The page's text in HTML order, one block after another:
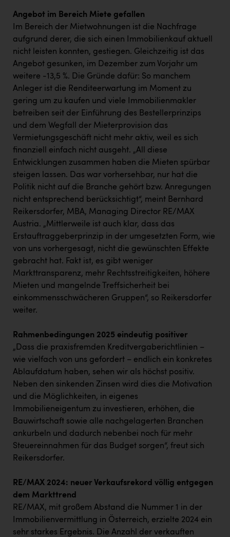
Angebot im Bereich Miete gefallen
Im Bereich der Mietwohnungen ist die Nachfrage
aufgrund derer, die sich einen Immobilienkauf aktuell
nicht leisten konnten, gestiegen. Gleichzeitig ist das
Angebot gesunken, im Dezember zum Vorjahr um
weitere -13,5 %. Die Gründe dafür: So manchem
Anleger ist die Renditeerwartung im Moment zu
gering um zu kaufen und viele Immobilienmakler
betreiben seit der Einführung des Bestellerprinzips
und dem Wegfall der Mieterprovision das
Vermietungsgeschäft nicht mehr aktiv, weil es sich
finanziell einfach nicht ausgeht. „All diese
Entwicklungen zusammen haben die Mieten spürbar
steigen lassen. Das war vorhersehbar, nur hat die
Politik nicht auf die Branche gehört bzw. Anregungen
nicht entsprechend berücksichtigt“, meint Bernhard
Reikersdorfer, MBA, Managing Director RE/MAX
Austria. „Mittlerweile ist auch klar, dass das
Erstauftraggeberprinzip in der umgesetzten Form, wie
von uns vorhergesagt, nicht die gewünschten Effekte
gebracht hat. Fakt ist, es gibt weniger
Markttransparenz, mehr Rechtsstreitigkeiten, höhere
Mieten und mangelnde Treffsicherheit bei
einkommensschwächeren Gruppen“, so Reikersdorfer
weiter.
Rahmenbedingungen 2025 eindeutig positiver
„Dass die praxisfremden Kreditvergaberichtlinien –
wie vielfach von uns gefordert – endlich ein konkretes
Ablaufdatum haben, sehen wir als höchst positiv.
Neben den sinkenden Zinsen wird dies die Motivation
und die Möglichkeiten, in eigenes
Immobilieneigentum zu investieren, erhöhen, die
Bauwirtschaft sowie alle nachgelagerten Branchen
ankurbeln und dadurch nebenbei noch für mehr
Steuereinnahmen für das Budget sorgen“, freut sich
Reikersdorfer.
RE/MAX 2024: neuer Verkaufsrekord völlig entgegen
dem Markttrend
RE/MAX, mit großem Abstand die Nummer 1 in der
Immobilienvermittlung in Österreich, erzielte 2024 ein
sehr starkes Ergebnis. Die Anzahl der verkauften